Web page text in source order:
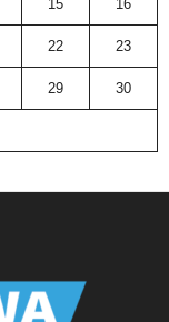
15 16
22 23
29 30